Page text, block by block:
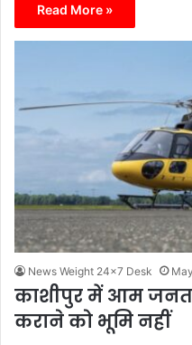
Read More »
News Weight 24x7 Desk
काशीपुर में आम
कराने को भूमि नहीं